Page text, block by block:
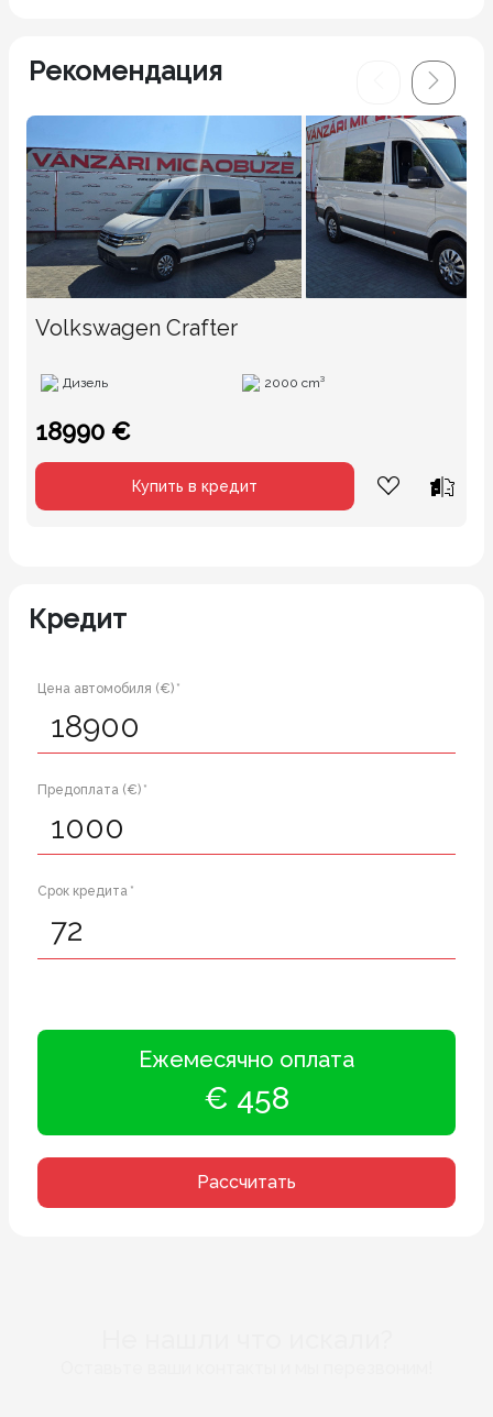
Рекомендация
Volkswagen Crafter
Дизель 2000 cm³
18990 €
Купить в кредит
Кредит
Цена автомобиля (€) *
Предоплата (€) *
Срок кредита *
Ежемесячно оплата
€ 458
Рассчитать